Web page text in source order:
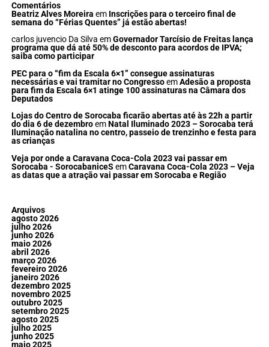
Comentários
Beatriz Alves Moreira em Inscrições para o terceiro final de
semana do “Férias Quentes” já estão abertas!
carlos juvencio Da Silva emGovernador Tarcísio de Freitas lança
programa que dá até 50% de desconto para acordos de IPVA;
saiba como participar
PEC para o “fim da Escala 6×1” consegue assinaturas
necessárias e vai tramitar no CongressoemAdesão a proposta
para fim da Escala 6×1 atinge 100 assinaturas na Câmara dos
Deputados
Lojas do Centro de Sorocaba ficarão abertas até às 22h a partir
do dia 6 de dezembroemNatal Iluminado 2023 – Sorocaba terá
Iluminação natalina no centro, passeio de trenzinho e festa para
as crianças
Veja por onde a Caravana Coca-Cola 2023 vai passar em
Sorocaba - SorocabaniceS emCaravana Coca-Cola 2023 – Veja
as datas que a atração vai passar em Sorocaba e Região
Arquivos
agosto 2026
julho 2026
junho 2026
maio 2026
abril 2026
março 2026
fevereiro 2026
janeiro 2026
dezembro 2025
novembro 2025
outubro 2025
setembro 2025
agosto 2025
julho 2025
junho 2025
maio 2025